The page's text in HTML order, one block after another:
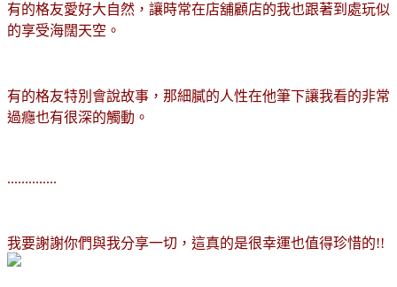
有的格友愛好大自然，讓時常在店舖顧店的我也跟著到處玩似
的享受海闊天空。
有的格友特別會說故事，那細膩的人性在他筆下讓我看的非常
過癮也有很深的觸動。
..............
我要謝謝你們與我分享一切，這真的是很幸運也值得珍惜的!!